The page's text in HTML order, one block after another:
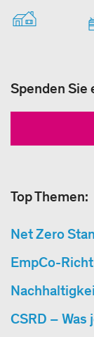
Spenden Sie
Top Themen:
Net Zero
EmpCo-
CSRD –